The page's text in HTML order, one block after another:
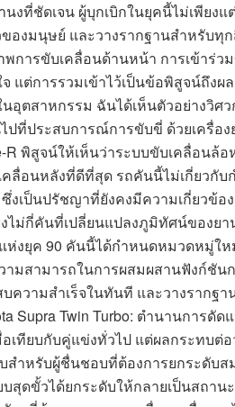
นงที่ชัดเจน ผู้บุกเบิกในยุคนี้ไม่เพีย
องมนุษย์ และวางรากฐานสำหรับทุ
การขับเคลื่อนด้านหน้า การเข้าร่ว
แต่การรวมเข้าไว้เป็นข้อพิสูจน์ถึง
อุตสาหกรรม ฉันได้เห็นตัวอย่างวิศ
ปที่ประสบการณ์การขับขี่ ด้วยเครื่
R พิสูจน์ให้เห็นว่าระบบขับเคลื่อน
ลื่อนหลังที่ดีที่สุด รถคันนี้ไม่เกี่ยวกับ
ซึ่งเป็นปรัชญาที่ยังคงมีความเกี่ยวข้
ไม่กี่คันที่เปลี่ยนแปลงภูมิทัศน์ของย
ห่งยุค 90 คันนี้ได้กำหนดหมวดหมู่ใ
ามสามารถในการผสมผสานฟังก์ชั
ความสำเร็จในทันที และวางรากฐ
Supra Twin Turbo: ตำนานการดั
เทียบกับคู่แข่งทั่วไป แต่ผลกระทบต่
สำหรับผู้ชื่นชอบที่ต้องการยกระดับ
สุดขั้วได้ยกระดับให้กลายเป็นสถา